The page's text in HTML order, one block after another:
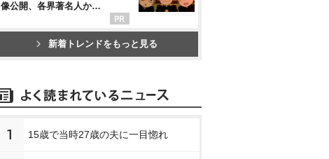
像公開、各界著名人か…
新着トレンドをもっと見る
1 15歳で当時27歳の夫に一目惚れ